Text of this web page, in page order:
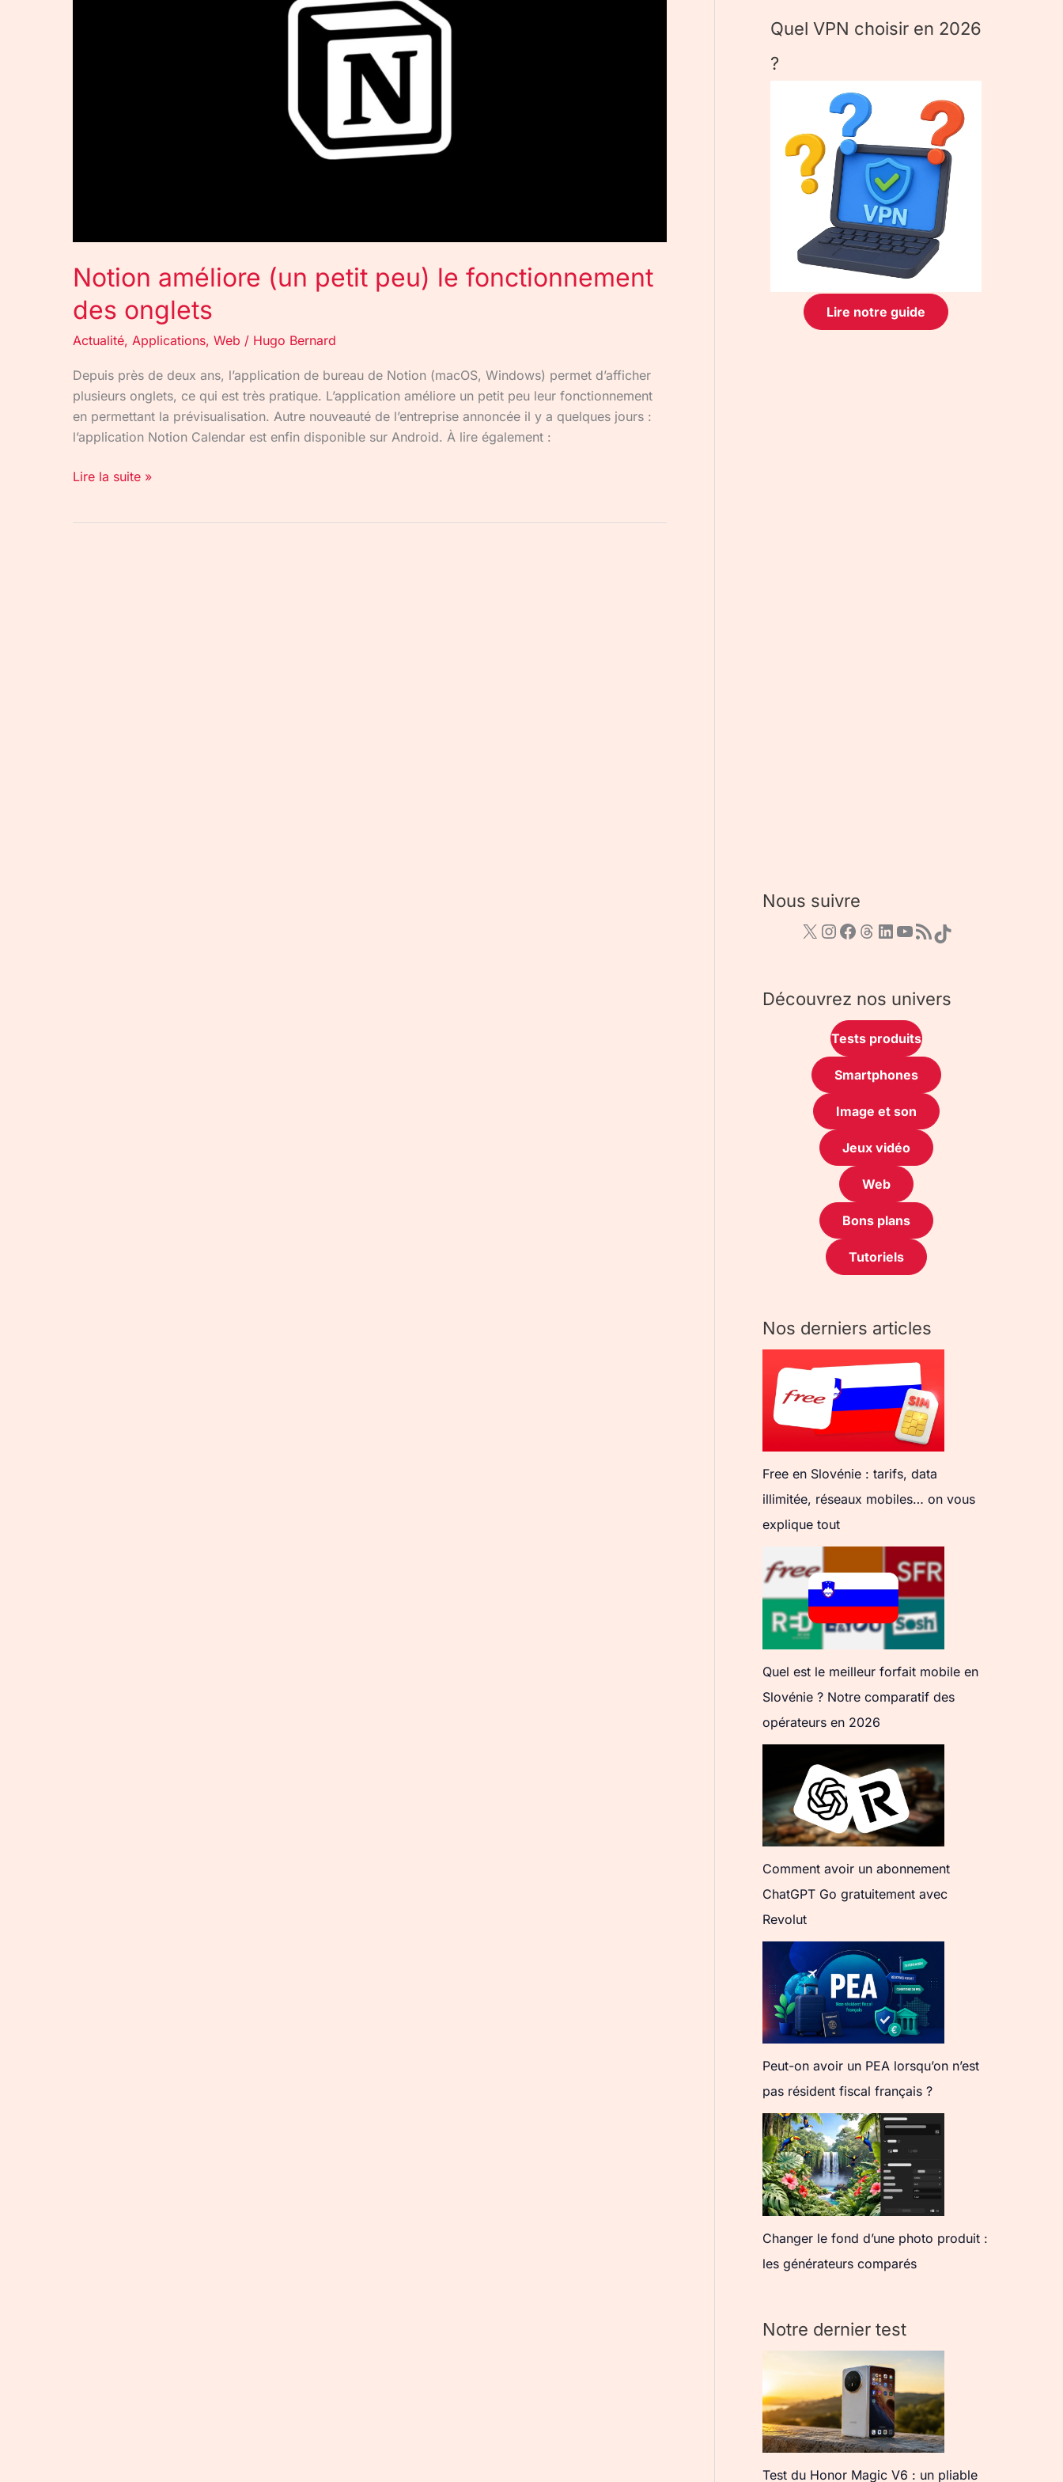
Notion améliore (un petit peu) le fonctionnement
des onglets
Actualité, Applications, Web / Hugo Bernard
Depuis près de deux ans, l’application de bureau de Notion (macOS, Windows) permet d’afficher
plusieurs onglets, ce qui est très pratique. L’application améliore un petit peu leur fonctionnement
en permettant la prévisualisation. Autre nouveauté de l’entreprise annoncée il y a quelques jours :
l’application Notion Calendar est enfin disponible sur Android. À lire également :
Lire la suite »
Quel VPN choisir en 2026
?
Lire notre guide
Nous suivre
Découvrez nos univers
Tests produits
Smartphones
Image et son
Jeux vidéo
Web
Bons plans
Tutoriels
Nos derniers articles
Free en Slovénie : tarifs, data
illimitée, réseaux mobiles… on vous
explique tout
Quel est le meilleur forfait mobile en
Slovénie ? Notre comparatif des
opérateurs en 2026
Comment avoir un abonnement
ChatGPT Go gratuitement avec
Revolut
Peut-on avoir un PEA lorsqu’on n’est
pas résident fiscal français ?
Changer le fond d’une photo produit :
les générateurs comparés
Notre dernier test
Test du Honor Magic V6 : un pliable